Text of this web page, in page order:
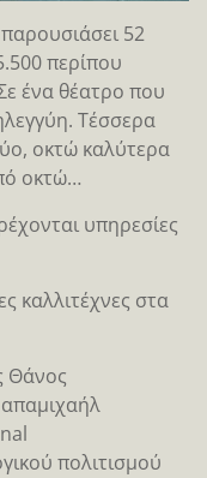
παρουσιάσει 52
περίπου
ένα θέατρο που
Τέσσερα
οκτώ καλύτερα
οκτώ…
υπηρεσίες
καλλιτέχνες στα
Θάνος
πολιτισμού